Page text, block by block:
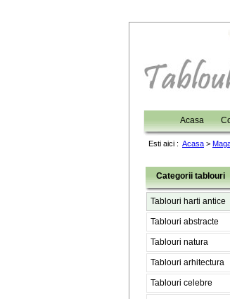
Acasa
Esti aici : Acasa >
Categorii tablouri
Tablouri harti antice
Tablouri abstracte
Tablouri natura
Tablouri arhitectura
Tablouri celebre